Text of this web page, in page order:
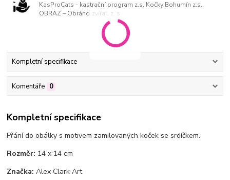
KasProCats - kastrační program z.s, Kočky Bohumín z.s.,
OBRAZ – Obránci zvířat, z. s
Kompletní specifikace
Komentáře 0
Kompletní specifikace
Přání do obálky s motivem zamilovaných koček se srdíčkem.
Rozměr: 14 x 14 cm
Značka: Alex Clark Art